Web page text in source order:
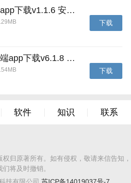
萝卜笔记app下载v1.1.6 安卓版
下载
贯联商户端app下载v6.1.8 安卓版
下载
软件 知识 联系
归原著所有。如有侵权，敬请来信告知，
们将及时撤销。